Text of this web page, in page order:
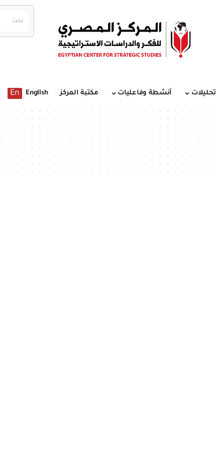
تحليلات أنشطة وفاعليات مكتبة المركز English
En